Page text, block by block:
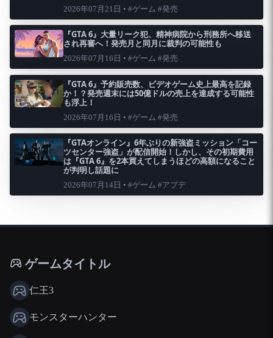
2026年07月21日 • #ゲーム #発売
『GTA 6』大量リーク犯、精神病院から刑務所へ移送
され再審へ！発売月と同月に裁判の可能性も
2026年07月16日 • #ゲーム #発売
『GTA 6』予約販売数、ビデオゲーム史上最高を記録
か！？発売週末には50億ドルの売上を達成する可能性
も浮上！
2026年07月16日 • #ゲーム #発売
『GTAオンライン』6年ぶりの新強盗ミッション「コー
ツセンター強盗」が配信開始！しかし、その初期費用
は『GTA 6』を2本買えてしまうほどの高額になること
が判明し話題に
2026年07月14日 • #ゲーム #アプデ
ゲームタイトル
仁王3
モンスターハンター